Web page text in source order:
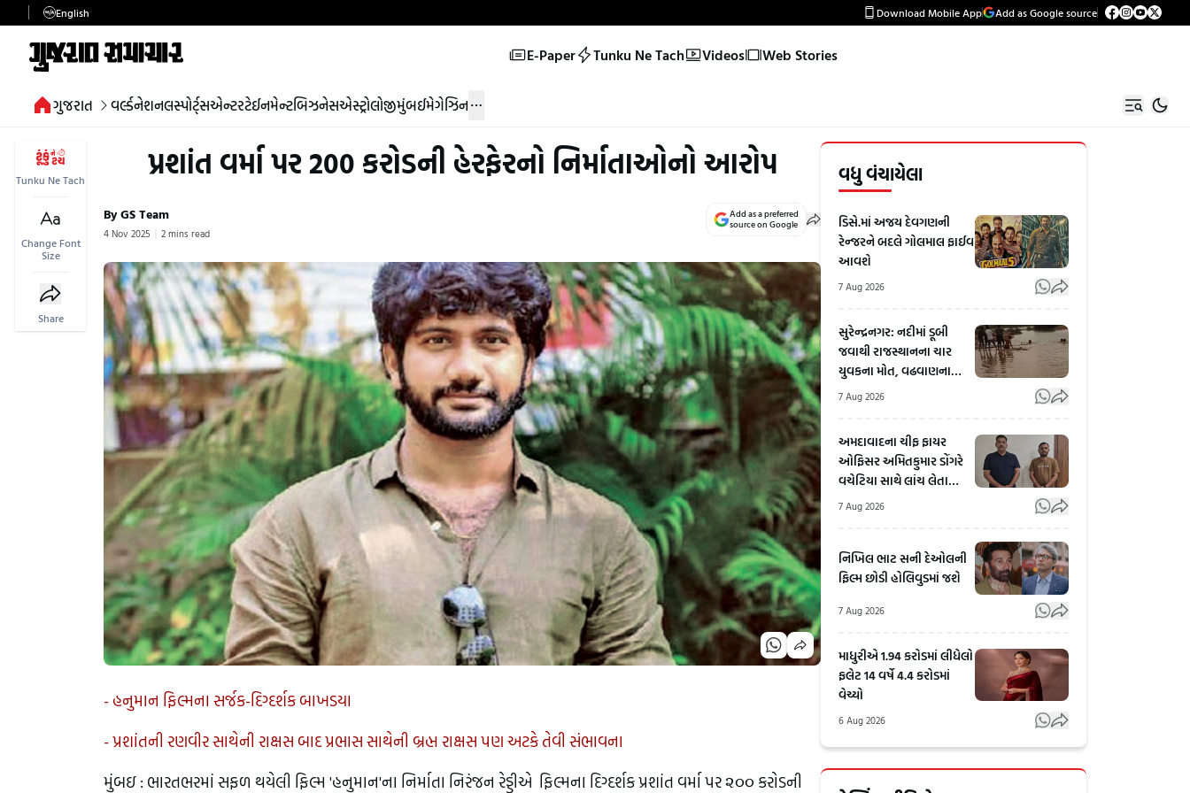
English Download Mobile App Add as Google source
E-Paper Tunku Ne Tach Videos Web Stories
ગુજરાત વર્લ્ડનેશનલસ્પોર્ટ્સએન્ટરટેઈનમેન્ટબિઝનેસએસ્ટ્રોલોજીમુંબઈમેગેઝિન
Tunku Ne Tach
Change Font
Size
Share
પ્રશાંત વર્મા પર 200 કરોડની હેરફેરનો નિર્માતાઓનો આરોપ
By GS Team
4 Nov 2025 2 mins read
Add as a preferred
source on Google
- હનુમાન ફિલ્મના સર્જક-દિગ્દર્શક બાખડયા
- પ્રશાંતની રણવીર સાથેની રાક્ષસ બાદ પ્રભાસ સાથેની બ્રહ્મ રાક્ષસ પણ અટકે તેવી સંભાવના
મુંબઇ : ભારતભરમાં સફળ થયેલી ફિલ્મ 'હનુમાન'ના નિર્માતા નિરંજન રેડ્ડીએ ફિલ્મના દિગ્દર્શક પ્રશાંત વર્મા પર ૨૦૦ કરોડની
વધુ વંચાયેલા
ડિસે.માં અજય દેવગણની
રેન્જરને બદલે ગોલમાલ ફાઈવ
આવશે
7 Aug 2026
સુરેન્દ્રનગર: નદીમાં ડૂબી
જવાથી રાજસ્થાનના ચાર
યુવકના મોત, વઢવાણના
નગરા પાસેની ઘટના
7 Aug 2026
અમદાવાદના ચીફ ફાયર
ઓફિસર અમિતકુમાર ડોંગરે
વચેટિયા સાથે લાંચ લેતા
ઝડપાયા, ફાયર NOC માટે 36
7 Aug 2026
નિખિલ ભાટ સની દેઓલની
ફિલ્મ છોડી હોલિવુડમાં જશે
7 Aug 2026
માધુરીએ 1.94 કરોડમાં લીધેલો
ફલેટ 14 વર્ષે 4.4 કરોડમાં
વેચ્યો
6 Aug 2026
આખરે
Ahmedabadમાં